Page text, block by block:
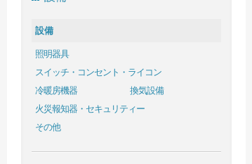
設備
照明器具
スイッチ・コンセント・ライコン
冷暖房機器
換気設備
火災報知器・セキュリティー
その他